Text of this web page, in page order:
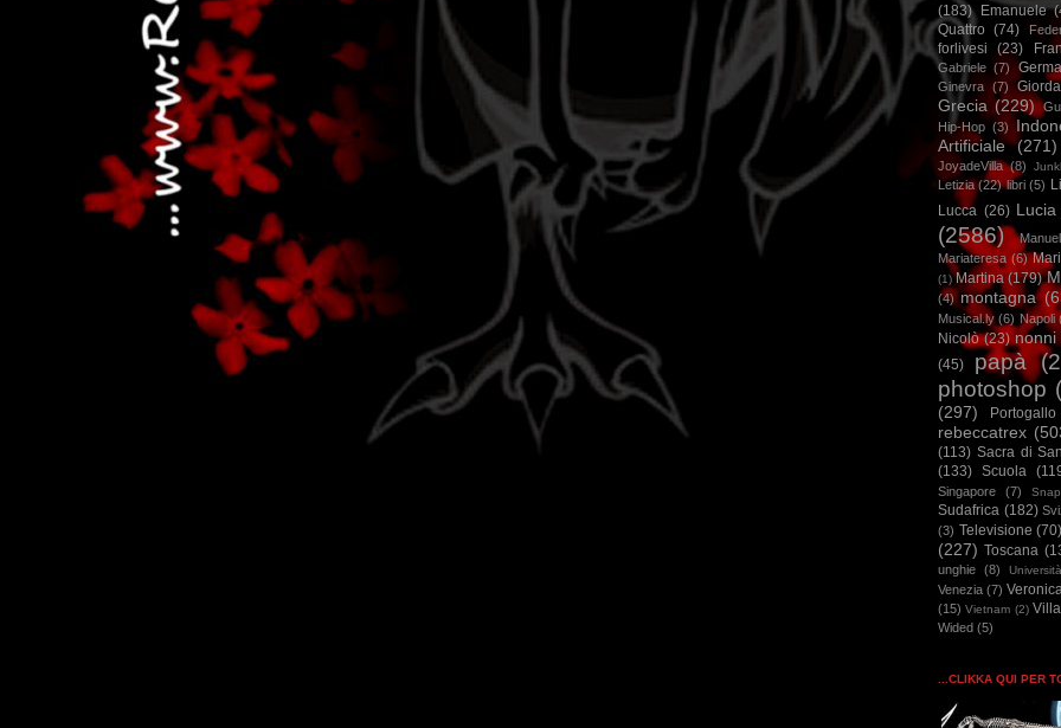
(183)
Emanuele
Quattro (74)
forlivesi (23)
Gabriele (7)
Ginevra (7)
Grecia (229)
Hip-Hop (3)
Artificiale
(271)
JoyadeVilla (8)
Letizia (22) libri (5)
Lucca (26) Lucia
(2586)
Mariateresa (6)
(1) Martina (179)
(4) montagna
Musical.ly (6) Napoli
Nicolò (23) nonni
(45) papà
photoshop
(297) Portogallo
rebeccatrex
(113) Sacra di
(133) Scuola
Singapore (7)
Sudafrica (182)
(3) Televisione
(227) Toscana
unghie (8)
Venezia (7)
(15) Vietnam (2)
Wided (5)
...CLIKKA QUI PER